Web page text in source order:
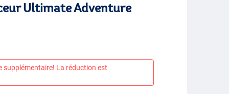
Ultimate Adventure
supplémentaire! La réduction est